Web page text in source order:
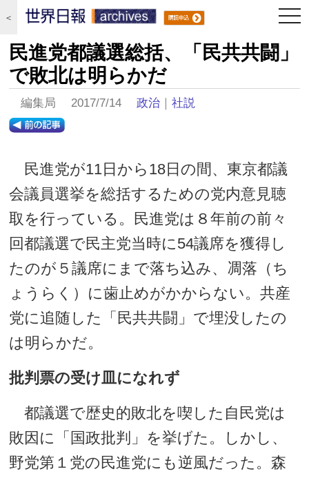
＜
民進党都議選総括、「民共共闘」
で敗北は明らかだ
編集局 2017/7/14政治 ｜社説
民進党が11日から18日の間、東京都議
会議員選挙を総括するための党内意見聴
取を行っている。民進党は８年前の前々
回都議選で民主党当時に54議席を獲得し
たのが５議席にまで落ち込み、凋落（ち
ょうらく）に歯止めがかからない。共産
党に追随した「民共共闘」で埋没したの
は明らかだ。
批判票の受け皿になれず
都議選で歴史的敗北を喫した自民党は
敗因に「国政批判」を挙げた。しかし、
野党第１党の民進党にも逆風だった。森